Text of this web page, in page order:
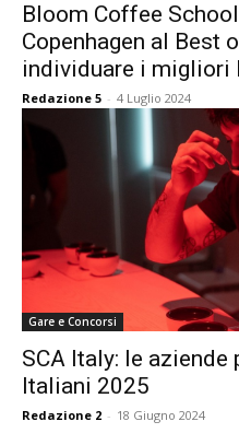
Bloom Coffee
Copenhagen al Best
individuare i
Redazione 5 - 4 Luglio 2024
Gare e Concorsi
SCA Italy: le aziende
Italiani 2025
Redazione 2 - 18 Giugno 2024